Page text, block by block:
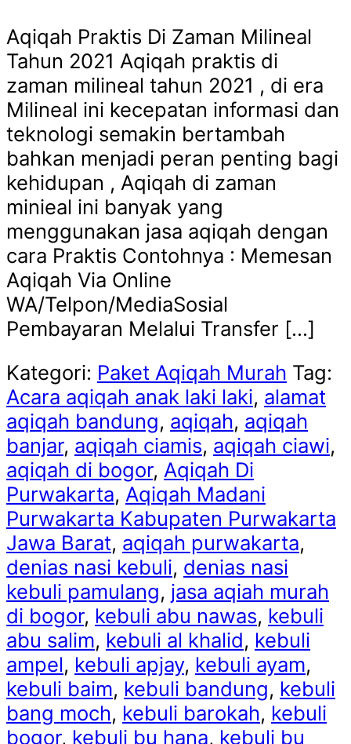
Aqiqah Praktis Di Zaman Milineal
Tahun 2021 Aqiqah praktis di
zaman milineal tahun 2021 , di era
Milineal ini kecepatan informasi dan
teknologi semakin bertambah
bahkan menjadi peran penting bagi
kehidupan , Aqiqah di zaman
minieal ini banyak yang
menggunakan jasa aqiqah dengan
cara Praktis Contohnya : Memesan
Aqiqah Via Online
WA/Telpon/MediaSosial
Pembayaran Melalui Transfer […]
Kategori: Paket Aqiqah Murah Tag:
Acara aqiqah anak laki laki, alamat
aqiqah bandung, aqiqah, aqiqah
banjar, aqiqah ciamis, aqiqah ciawi,
aqiqah di bogor, Aqiqah Di
Purwakarta, Aqiqah Madani
Purwakarta Kabupaten Purwakarta
Jawa Barat, aqiqah purwakarta,
denias nasi kebuli, denias nasi
kebuli pamulang, jasa aqiah murah
di bogor, kebuli abu nawas, kebuli
abu salim, kebuli al khalid, kebuli
ampel, kebuli apjay, kebuli ayam,
kebuli baim, kebuli bandung, kebuli
bang moch, kebuli barokah, kebuli
bogor, kebuli bu hana, kebuli bu